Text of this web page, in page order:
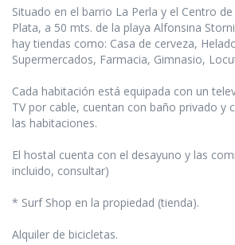
Situado en el barrio La Perla y el Centro
Plata, a 50 mts. de la playa Alfonsina
hay tiendas como: Casa de cerveza,
Supermercados, Farmacia, Gimnasio,
Cada habitación está equipada con un
TV por cable, cuentan con baño privado y
las habitaciones.
El hostal cuenta con el desayuno y las
incluido, consultar)
* Surf Shop en la propiedad (tienda).
Alquiler de bicicletas.